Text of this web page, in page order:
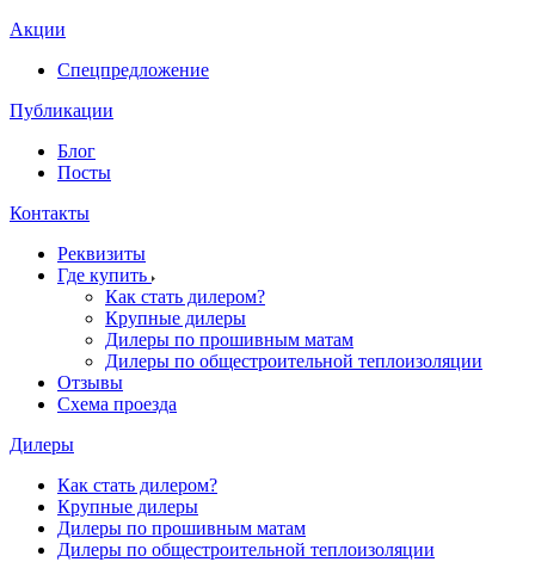
Акции
Спецпредложение
Публикации
Блог
Посты
Контакты
Реквизиты
Где купить
Как стать дилером?
Крупные дилеры
Дилеры по прошивным матам
Дилеры по общестроительной теплоизоляции
Отзывы
Схема проезда
Дилеры
Как стать дилером?
Крупные дилеры
Дилеры по прошивным матам
Дилеры по общестроительной теплоизоляции